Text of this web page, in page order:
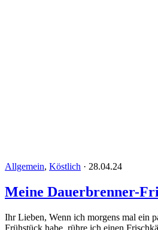
Allgemein, Köstlich · 28.04.24
Meine Dauerbrenner-
Ihr Lieben, Wenn ich morgens mal ein
Frühstück habe, rühre ich einen